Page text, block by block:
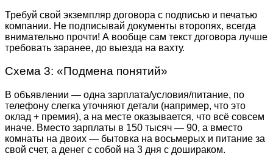
Требуй свой экземпляр договора с подписью и печатью
компании. Не подписывай документы второпях, всегда
внимательно прочти! А вообще сам текст договора лучше
требовать заранее, до выезда на вахту.
Схема 3: «Подмена понятий»
В объявлении — одна зарплата/условия/питание, по
телефону слегка уточняют детали (например, что это
оклад + премия), а на месте оказывается, что всё совсем
иначе. Вместо зарплаты в 150 тысяч — 90, а вместо
комнаты на двоих — бытовка на восьмерых и питание за
свой счет, а денег с собой на 3 дня с дошираком.